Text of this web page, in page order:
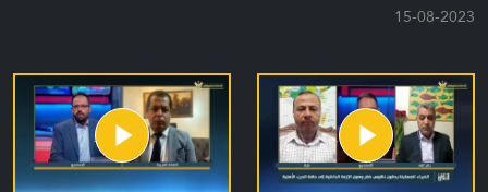
15-08-2023